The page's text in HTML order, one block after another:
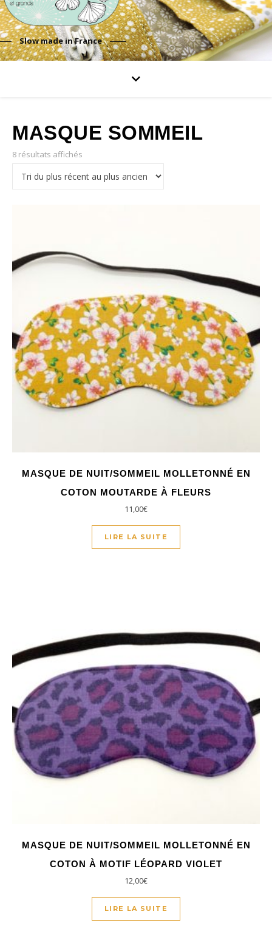
Slow made in France
MASQUE SOMMEIL
8 résultats affichés
MASQUE DE NUIT/SOMMEIL MOLLETONNÉ EN
COTON MOUTARDE À FLEURS
11,00€
LIRE LA SUITE
MASQUE DE NUIT/SOMMEIL MOLLETONNÉ EN
COTON À MOTIF LÉOPARD VIOLET
12,00€
LIRE LA SUITE